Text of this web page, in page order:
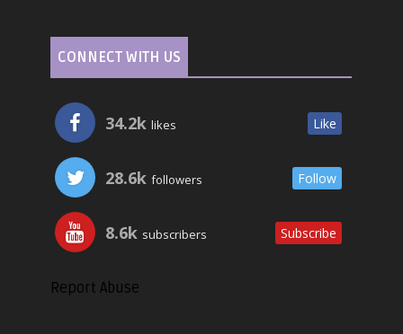
CONNECT WITH US
34.2k likes Like
28.6k followers Follow
8.6k subscribers Subscribe
Report Abuse